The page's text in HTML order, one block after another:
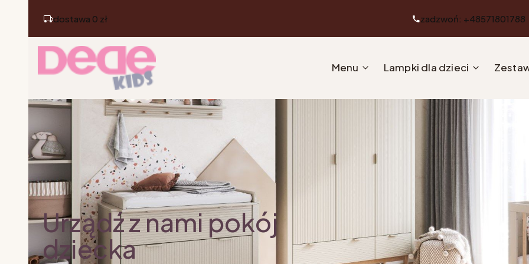
dostawa 0 zł zadzwoń: +48571801788
Menu Lampki dla dzieci
Urządź z nami pokój
dziecka